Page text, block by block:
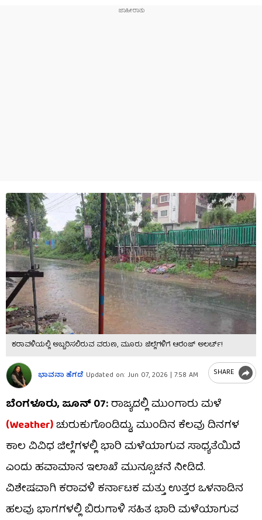
ಕರಾವಳಿಯಲ್ಲಿ ಅಬ್ಬರಿಸಲಿರುವ ವರುಣ, ಮೂರು ಜಿಲ್ಲೆಗಳಿಗೆ ಆರೆಂಜ್ ಅಲರ್ಟ್!
ಭಾವನಾ ಹೆಗಡೆ Updated on: Jun 07, 2026 | 7:58 AM SHARE
ಬೆಂಗಳೂರು, ಜೂನ್ 07:ರಾಜ್ಯದಲ್ಲಿ ಮುಂಗಾರು ಮಳೆ
(Weather)ಚುರುಕುಗೊಂಡಿದ್ದು, ಮುಂದಿನ ಕೆಲವು ದಿನಗಳ
ಕಾಲ ವಿವಿಧ ಜಿಲ್ಲೆಗಳಲ್ಲಿ ಭಾರಿ ಮಳೆಯಾಗುವ ಸಾಧ್ಯತೆಯಿದೆ
ಎಂದು ಹವಾಮಾನ ಇಲಾಖೆ ಮುನ್ಸೂಚನೆ ನೀಡಿದೆ.
ವಿಶೇಷವಾಗಿ ಕರಾವಳಿ ಕರ್ನಾಟಕ ಮತ್ತು ಉತ್ತರ ಒಳನಾಡಿನ
ಹಲವು ಭಾಗಗಳಲ್ಲಿ ಬಿರುಗಾಳಿ ಸಹಿತ ಭಾರಿ ಮಳೆಯಾಗುವ